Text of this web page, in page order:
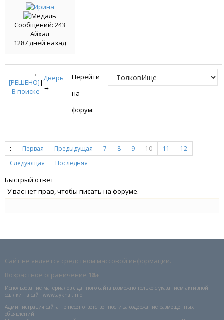
Сообщений: 243
Айхал
1287 дней назад
←
[РЕШЕНО]
В поиске
| Дверь
→
Перейти
на
форум:
: Первая Предыдущая 7 8 9 10 11
12
Следующая
Последняя
Быстрый ответ
У вас нет прав, чтобы писать на форуме.
Сайт не является средством массовой информации.
Возрастное ограничение 18+
Использование материалов с данного сайта возможно только с указанием активной
ссылки на сайт www.aykhal.info
Администрация сайта не несет ответственности за содержание размещенных
объявлений.